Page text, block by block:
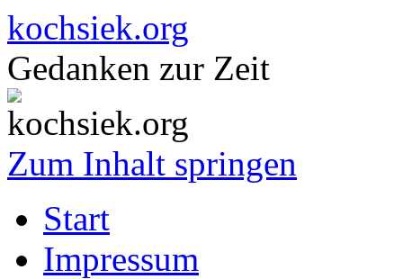
kochsiek.org
Gedanken zur Zeit
Zum Inhalt springen
Start
Impressum